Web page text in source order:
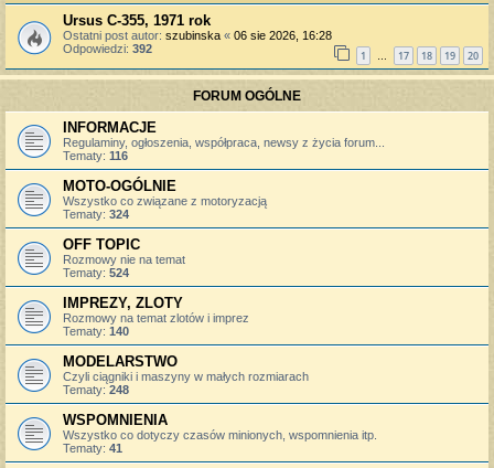
Ursus C-355, 1971 rok
Ostatni post autor: szubinska « 06 sie 2026, 16:28
Odpowiedzi: 392 1 … 17 18 19 20
FORUM OGÓLNE
INFORMACJE
Regulaminy, ogłoszenia, współpraca, newsy z życia forum...
Tematy: 116
MOTO-OGÓLNIE
Wszystko co związane z motoryzacją
Tematy: 324
OFF TOPIC
Rozmowy nie na temat
Tematy: 524
IMPREZY, ZLOTY
Rozmowy na temat zlotów i imprez
Tematy: 140
MODELARSTWO
Czyli ciągniki i maszyny w małych rozmiarach
Tematy: 248
WSPOMNIENIA
Wszystko co dotyczy czasów minionych, wspomnienia itp.
Tematy: 41